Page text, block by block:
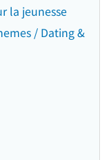
la jeunesse
/ Dating &